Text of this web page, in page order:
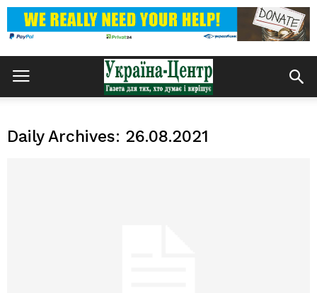
Daily Archives: 26.08.2021